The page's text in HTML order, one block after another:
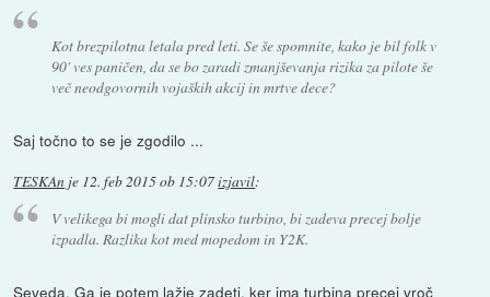
Kot brezpilotna letala pred leti. Se še spomnite, kako je bil folk v
90' ves paničen, da se bo zaradi zmanjševanja rizika za pilote še
več neodgovornih vojaških akcij in mrtve dece?
Saj točno to se je zgodilo ...
TESKAn je 12. feb 2015 ob 15:07izjavil:
V velikega bi mogli dat plinsko turbino, bi zadeva precej bolje
izpadla. Razlika kot med mopedom in Y2K.
Seveda. Ga je potem lažje zadeti, ker ima turbina precej vroč